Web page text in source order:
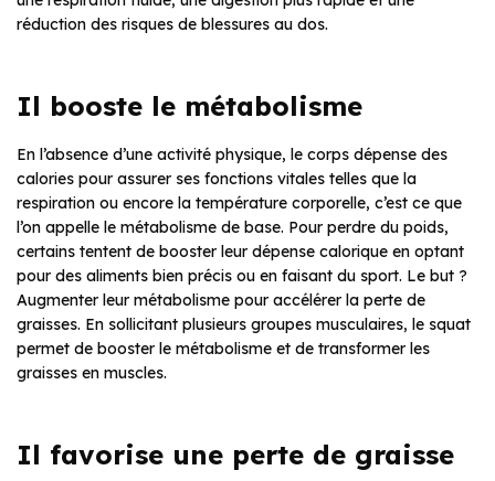
réduction des risques de blessures au dos.
Il booste le métabolisme
En l’absence d’une activité physique, le corps dépense des
calories pour assurer ses fonctions vitales telles que la
respiration ou encore la température corporelle, c’est ce que
l’on appelle le métabolisme de base. Pour perdre du poids,
certains tentent de booster leur dépense calorique en optant
pour des aliments bien précis ou en faisant du sport. Le but ?
Augmenter leur métabolisme pour accélérer la perte de
graisses. En sollicitant plusieurs groupes musculaires, le squat
permet de booster le métabolisme et de transformer les
graisses en muscles.
Il favorise une perte de graisse